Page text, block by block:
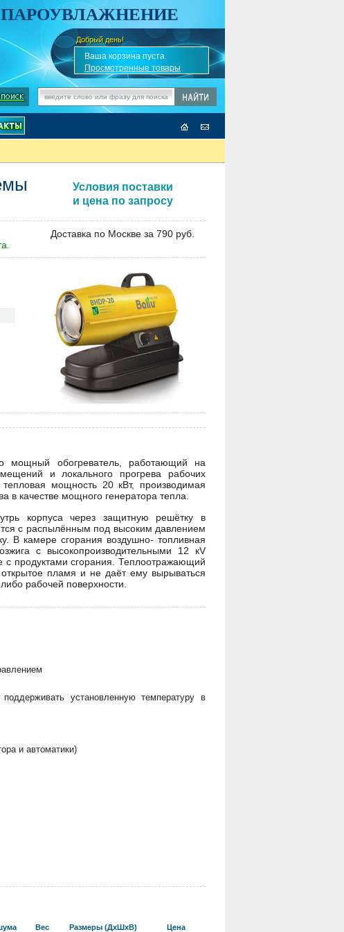
Добрый день!
✎Ваша корзина пуста.
Просмотренные товары
Условия поставки
и цена по запросу
Доставка по Москве за 790 руб.
мощный обогреватель, работающий на
и локального прогрева рабочих
мощность 20 кВт, производимая
в качестве мощного генератора тепла.
корпуса через защитную решётку в
с распылённым под высоким давлением
В камере сгорания воздушно- топливная
с высокопроизводительными 12 кV
продуктами сгорания. Теплоотражающий
пламя и не даёт ему вырываться
рабочей поверхности.
установленную температуру в
и автоматики)
Вес
Размеры (ДхШхВ)
Цена